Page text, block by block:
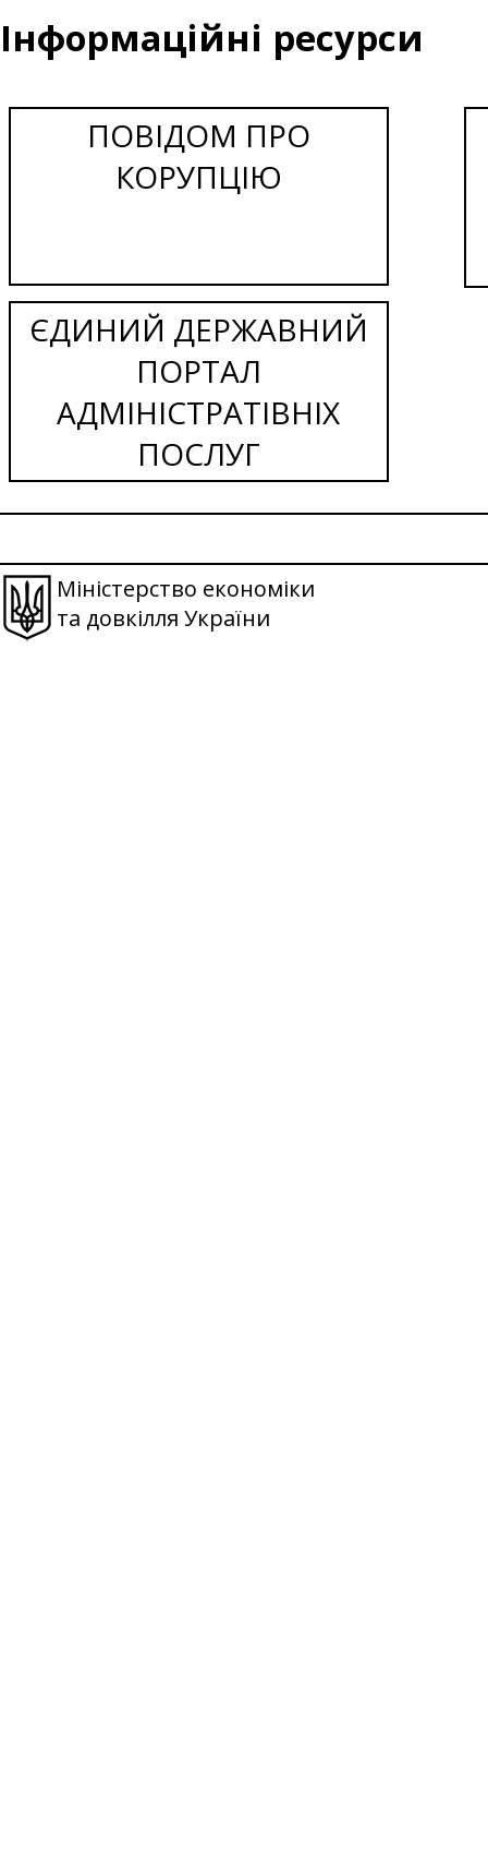
Інформаційні ресурси
ПОВІДОМ ПРО
КОРУПЦІЮ
ЄДИНИЙ ДЕРЖАВНИЙ
ПОРТАЛ
АДМІНІСТРАТІВНІХ
ПОСЛУГ
Міністерство економіки
та довкілля України